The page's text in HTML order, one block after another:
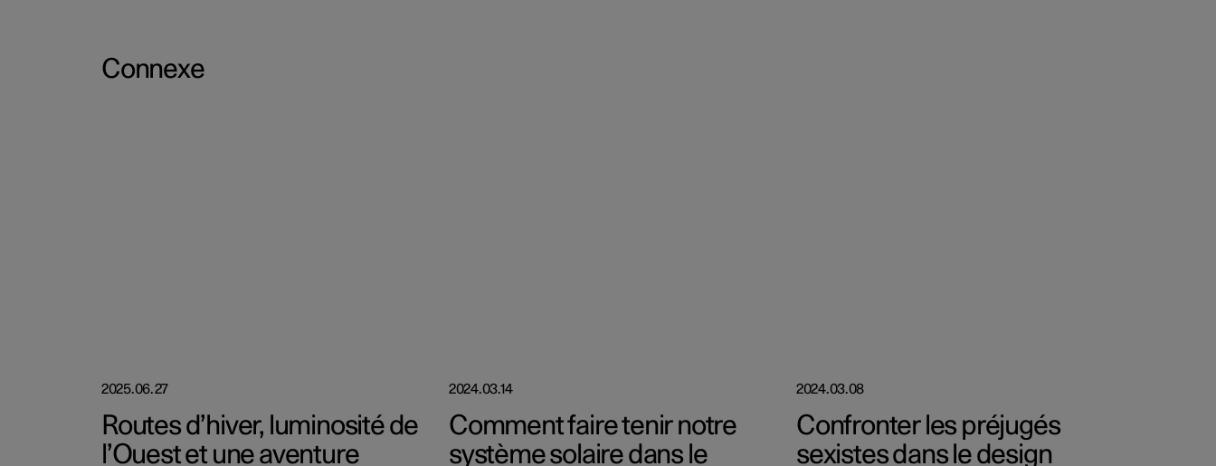
Connexe
2025.06.27
Routes d’hiver, luminosité de
l’Ouest et une aventure
2024.03.14
Comment faire tenir notre
système solaire dans le
2024.03.08
Confronter les préjugés
sexistes dans le design